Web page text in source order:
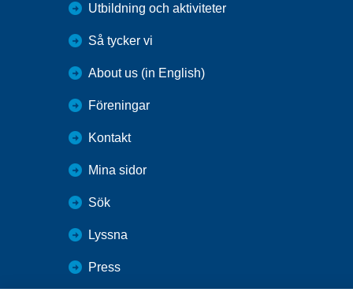
Utbildning och aktiviteter
Så tycker vi
About us (in English)
Föreningar
Kontakt
Mina sidor
Sök
Lyssna
Press